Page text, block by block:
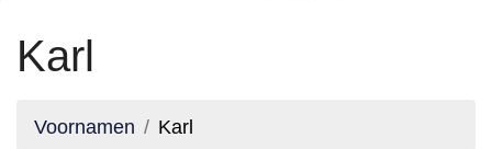
Karl
Voornamen Karl